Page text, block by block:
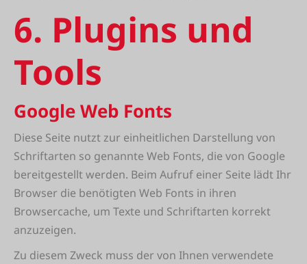
6. Plugins und
Tools
Google Web Fonts
Diese Seite nutzt zur einheitlichen Darstellung von
Schriftarten so genannte Web Fonts, die von Google
bereitgestellt werden. Beim Aufruf einer Seite lädt Ihr
Browser die benötigten Web Fonts in ihren
Browsercache, um Texte und Schriftarten korrekt
anzuzeigen.
Zu diesem Zweck muss der von Ihnen verwendete